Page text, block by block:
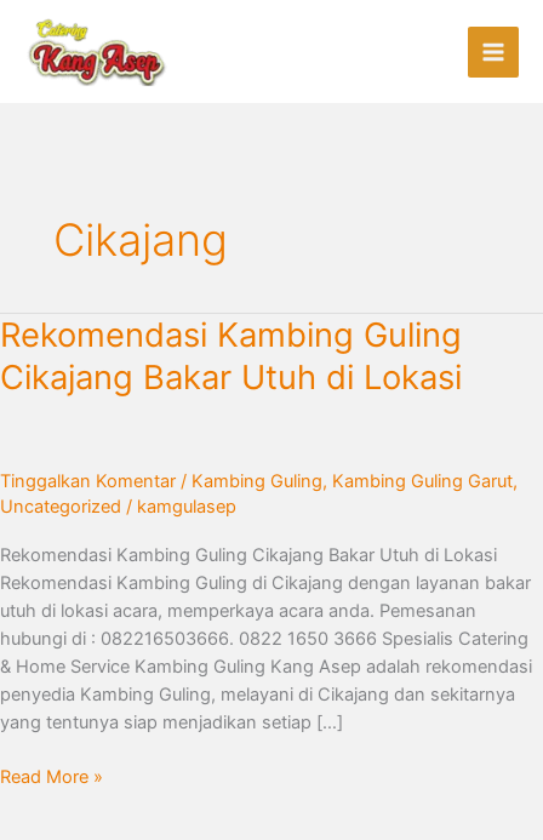
konten
Cikajang
Rekomendasi Kambing Guling
Cikajang Bakar Utuh di Lokasi
Tinggalkan Komentar / Kambing Guling, Kambing Guling Garut,
Uncategorized / kamgulasep
Rekomendasi Kambing Guling Cikajang Bakar Utuh di Lokasi
Rekomendasi Kambing Guling di Cikajang dengan layanan bakar
utuh di lokasi acara, memperkaya acara anda. Pemesanan
hubungi di : 082216503666. 0822 1650 3666 Spesialis Catering
& Home Service Kambing Guling Kang Asep adalah rekomendasi
penyedia Kambing Guling, melayani di Cikajang dan sekitarnya
yang tentunya siap menjadikan setiap […]
Rekomendasi
Kambing
Guling
di
Lokasi
Read More »